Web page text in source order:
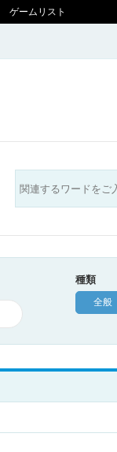
ゲームリスト
種類
全般